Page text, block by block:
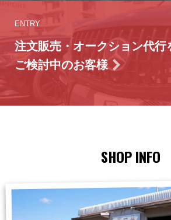
ENTRY
注文販売・オークション代行
ご検討中のお客様
SHOP INFO